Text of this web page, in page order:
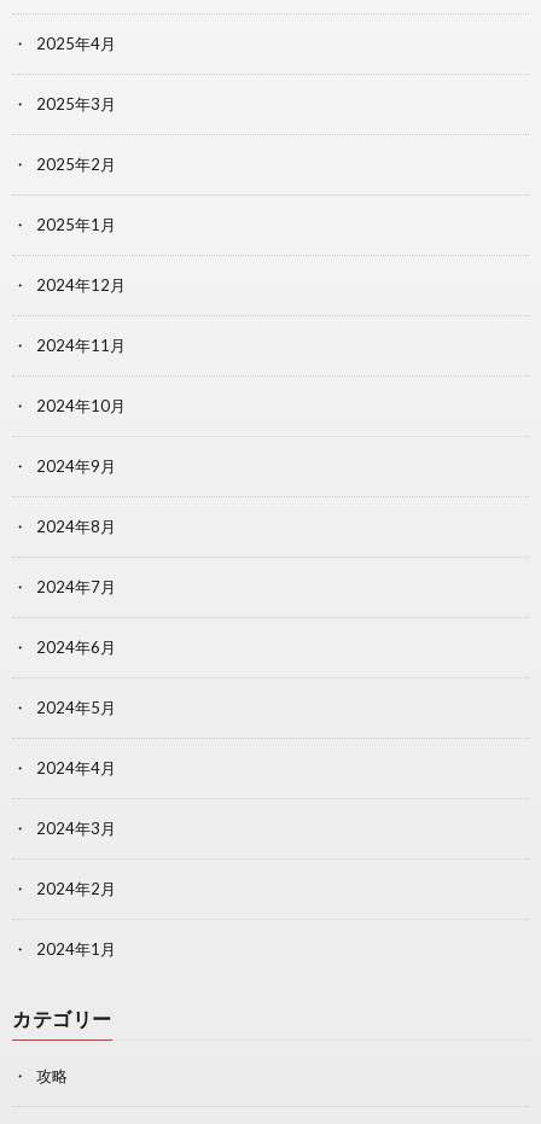
2025年4月
2025年3月
2025年2月
2025年1月
2024年12月
2024年11月
2024年10月
2024年9月
2024年8月
2024年7月
2024年6月
2024年5月
2024年4月
2024年3月
2024年2月
2024年1月
カテゴリー
攻略